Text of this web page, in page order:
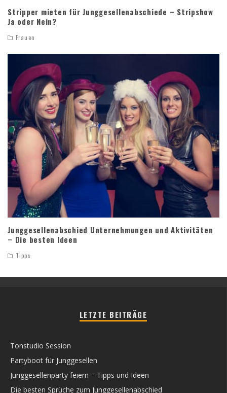
Stripper mieten für Junggesellenabschiede – Stripshow
Ja oder Nein?
Frauen
Junggesellenabschied Unternehmungen und Aktivitäten
– Die besten Ideen
Tipps
LETZTE BEITRÄGE
Tonstudio Session
Partyboot für Junggesellen
Junggesellenparty feiern – Tipps und Ideen
Die besten Sprüche zum Junggesellenabschied